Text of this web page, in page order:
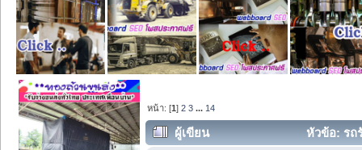
หน้า: [1]2 3 ... 14
ผู้เขียน
หัวข้อ: รถ